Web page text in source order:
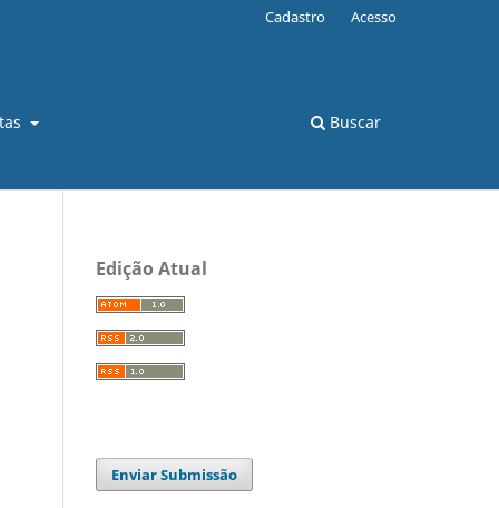
Buscar
Cadastro Acesso
Edição Atual
Enviar Submissão